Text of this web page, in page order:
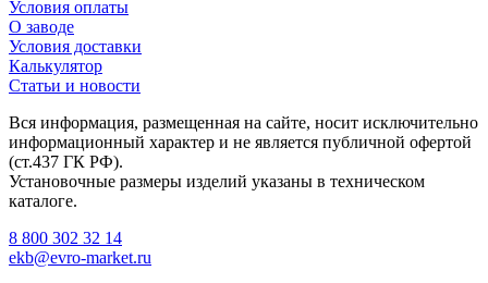
Условия оплаты
О заводе
Условия доставки
Калькулятор
Статьи и новости
Вся информация, размещенная на сайте, носит исключительно
информационный характер и не является публичной офертой
(ст.437 ГК РФ).
Установочные размеры изделий указаны в техническом
каталоге.
8 800 302 32 14
ekb@evro-market.ru